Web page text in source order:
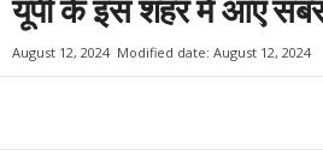
यूपी के इस शहर में आए सबसे
August 12, 2024 Modified date: August 12, 2024